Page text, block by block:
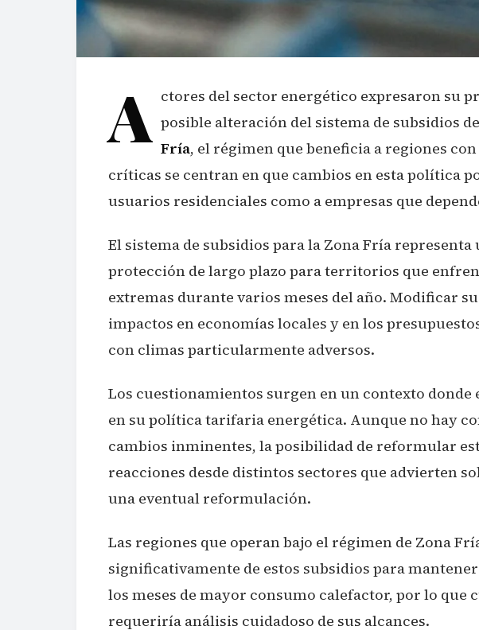
A ctores del sector energético expresaron su
posible alteración del sistema de subsidios
Fría, el régimen que beneficia a regiones
críticas se centran en que cambios en esta política
usuarios residenciales como a empresas que
El sistema de subsidios para la Zona Fría representa
protección de largo plazo para territorios que
extremas durante varios meses del año. Modificar
impactos en economías locales y en los
con climas particularmente adversos.
Los cuestionamientos surgen en un contexto donde
en su política tarifaria energética. Aunque no hay
cambios inminentes, la posibilidad de reformular
reacciones desde distintos sectores que advierten
una eventual reformulación.
Las regiones que operan bajo el régimen de Zona
significativamente de estos subsidios para
los meses de mayor consumo calefactor, por lo
requeriría análisis cuidadoso de sus alcances.